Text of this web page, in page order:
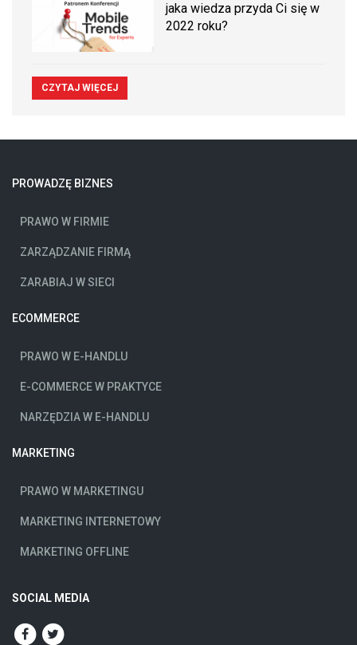
jaka wiedza przyda Ci się w
2022 roku?
CZYTAJ WIĘCEJ
PROWADZĘ BIZNES
PRAWO W FIRMIE
ZARZĄDZANIE FIRMĄ
ZARABIAJ W SIECI
ECOMMERCE
PRAWO W E-HANDLU
E-COMMERCE W PRAKTYCE
NARZĘDZIA W E-HANDLU
MARKETING
PRAWO W MARKETINGU
MARKETING INTERNETOWY
MARKETING OFFLINE
SOCIAL MEDIA